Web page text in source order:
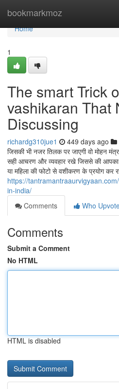
bookmarkmoz
Home
Home
1
The smart Trick
vashikaran That
Discussing
richardg310jue1 449 days ago
जिसकी भी नजर तिलक पर जाएगी वो मोहन
सही आचरण और व्यवहार रखे जिससे की
या महिला की फोटो से वशीकरण के प्रयोग
https://
in-india/
Comments
Who
Comments
Submit a Comment
No HTML
HTML is disabled